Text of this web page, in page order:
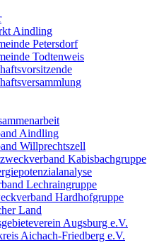
Aindling
Petersdorf
Todtenweis
Aindling
Willprechtszell
Kabisbachgruppe
Lechraingruppe
Hardhofgruppe
Land
Augsburg e.V.
Aichach-Friedberg e.V.